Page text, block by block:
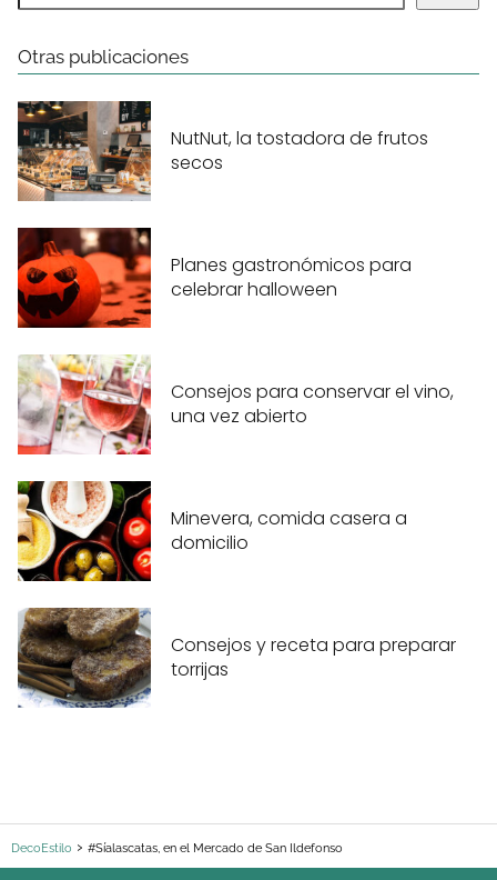
Otras publicaciones
NutNut, la tostadora de frutos
secos
Planes gastronómicos para
celebrar halloween
Consejos para conservar el vino,
una vez abierto
Minevera, comida casera a
domicilio
Consejos y receta para preparar
torrijas
DecoEstilo #Síalascatas, en el Mercado de San Ildefonso